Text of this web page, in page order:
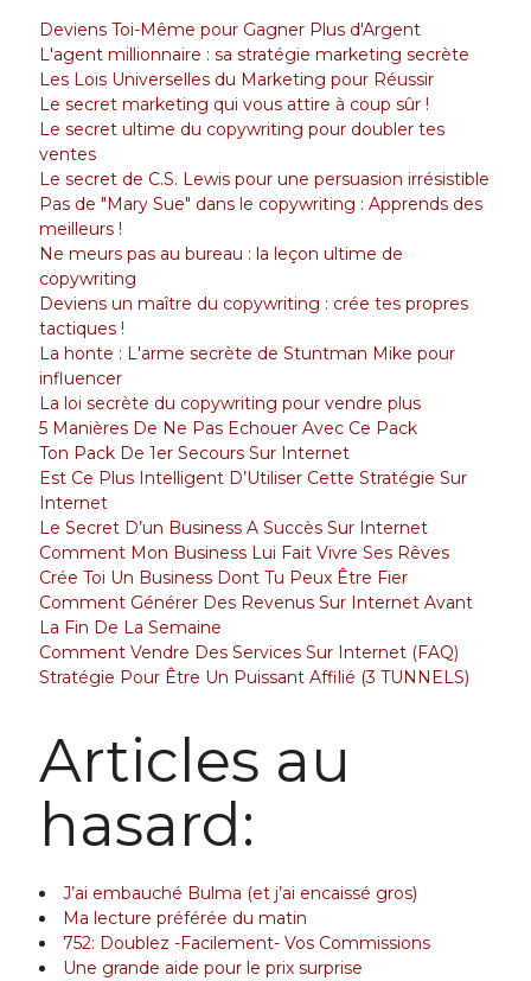
Deviens Toi-Même pour Gagner Plus d'Argent
L'agent millionnaire : sa stratégie marketing secrète
Les Lois Universelles du Marketing pour Réussir
Le secret marketing qui vous attire à coup sûr !
Le secret ultime du copywriting pour doubler tes
ventes
Le secret de C.S. Lewis pour une persuasion irrésistible
Pas de "Mary Sue" dans le copywriting : Apprends des
meilleurs !
Ne meurs pas au bureau : la leçon ultime de
copywriting
Deviens un maître du copywriting : crée tes propres
tactiques !
La honte : L'arme secrète de Stuntman Mike pour
influencer
La loi secrète du copywriting pour vendre plus
5 Manières De Ne Pas Echouer Avec Ce Pack
Ton Pack De 1er Secours Sur Internet
Est Ce Plus Intelligent D’Utiliser Cette Stratégie Sur
Internet
Le Secret D’un Business A Succès Sur Internet
Comment Mon Business Lui Fait Vivre Ses Rêves
Crée Toi Un Business Dont Tu Peux Être Fier
Comment Générer Des Revenus Sur Internet Avant
La Fin De La Semaine
Comment Vendre Des Services Sur Internet (FAQ)
Stratégie Pour Être Un Puissant Affilié (3 TUNNELS)
Articles au
hasard:
J’ai embauché Bulma (et j’ai encaissé gros)
Ma lecture préférée du matin
752: Doublez -Facilement- Vos Commissions
Une grande aide pour le prix surprise